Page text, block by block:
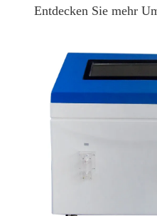
Entdecken Sie mehr